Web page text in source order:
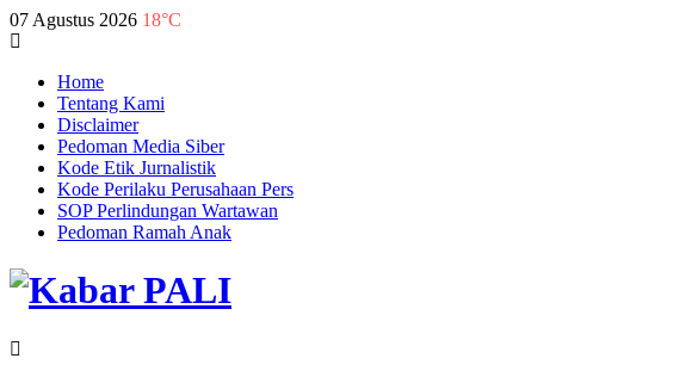
07 Agustus 2026 18°C
Home
Tentang Kami
Disclaimer
Pedoman Media Siber
Kode Etik Jurnalistik
Kode Perilaku Perusahaan Pers
SOP Perlindungan Wartawan
Pedoman Ramah Anak